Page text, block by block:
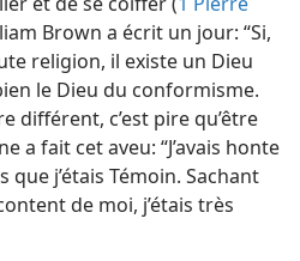
Brown a écrit un jour: “Si,
religion, il existe un Dieu
le Dieu du conformisme.
différent, c’est pire qu’être
a fait cet aveu: “J’avais honte
j’étais Témoin. Sachant
de moi, j’étais très